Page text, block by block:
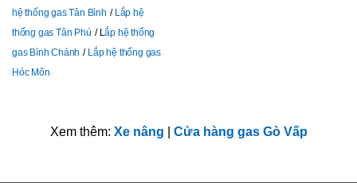
hệ thống gas Tân Bình
Lắp hệ
thống gas Tân Phú
Lắp hệ thống
gas Bình Chánh
Lắp hệ thống gas
Hóc Môn
Xem thêm: Xe nâng Cửa hàng gas Gò Vấp